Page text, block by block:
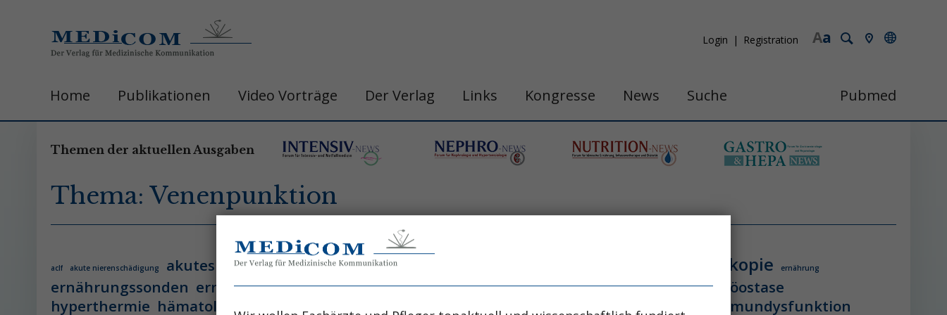
a
A
Login Registration
Home Publikationen Video Vorträge Der Verlag Links Kongresse News Suche Pubmed
Themen der aktuellen Ausgaben
Thema: Venenpunktion
aclf akute nierenschädigung akutes leberversagen belastungshitzschlag endoskopie ernährung
ernährungssonden ernährungstherapie gastro&hepa-news hepatologie hitzschlag homöostase
hyperthermie hämatologie hämatologische neoplasie hämodynamische optimierung
immundysfunktion